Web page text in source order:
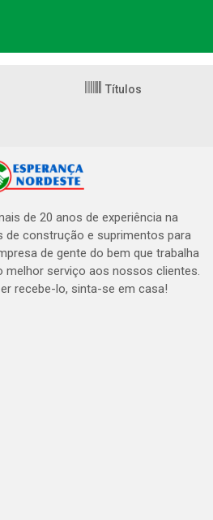
Títulos
de 20 anos de experiência na
de construção e suprimentos para
de gente do bem que trabalha
melhor serviço aos nossos clientes.
recebe-lo, sinta-se em casa!